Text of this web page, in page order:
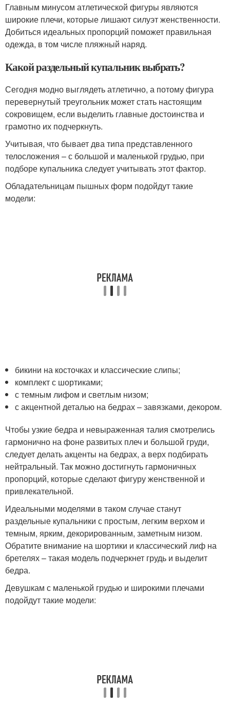
Главным минусом атлетической фигуры являются
широкие плечи, которые лишают силуэт женственности.
Добиться идеальных пропорций поможет правильная
одежда, в том числе пляжный наряд.
Какой раздельный купальник выбрать?
Сегодня модно выглядеть атлетично, а потому фигура
перевернутый треугольник может стать настоящим
сокровищем, если выделить главные достоинства и
грамотно их подчеркнуть.
Учитывая, что бывает два типа представленного
телосложения – с большой и маленькой грудью, при
подборе купальника следует учитывать этот фактор.
Обладательницам пышных форм подойдут такие
модели:
бикини на косточках и классические слипы;
комплект с шортиками;
с темным лифом и светлым низом;
с акцентной деталью на бедрах – завязками, декором.
Чтобы узкие бедра и невыраженная талия смотрелись
гармонично на фоне развитых плеч и большой груди,
следует делать акценты на бедрах, а верх подбирать
нейтральный. Так можно достигнуть гармоничных
пропорций, которые сделают фигуру женственной и
привлекательной.
Идеальными моделями в таком случае станут
раздельные купальники с простым, легким верхом и
темным, ярким, декорированным, заметным низом.
Обратите внимание на шортики и классический лиф на
бретелях – такая модель подчеркнет грудь и выделит
бедра.
Девушкам с маленькой грудью и широкими плечами
подойдут такие модели: